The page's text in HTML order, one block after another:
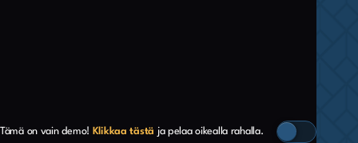
Tämä on vain demo! Klikkaa tästä ja pelaa oikealla rahalla.